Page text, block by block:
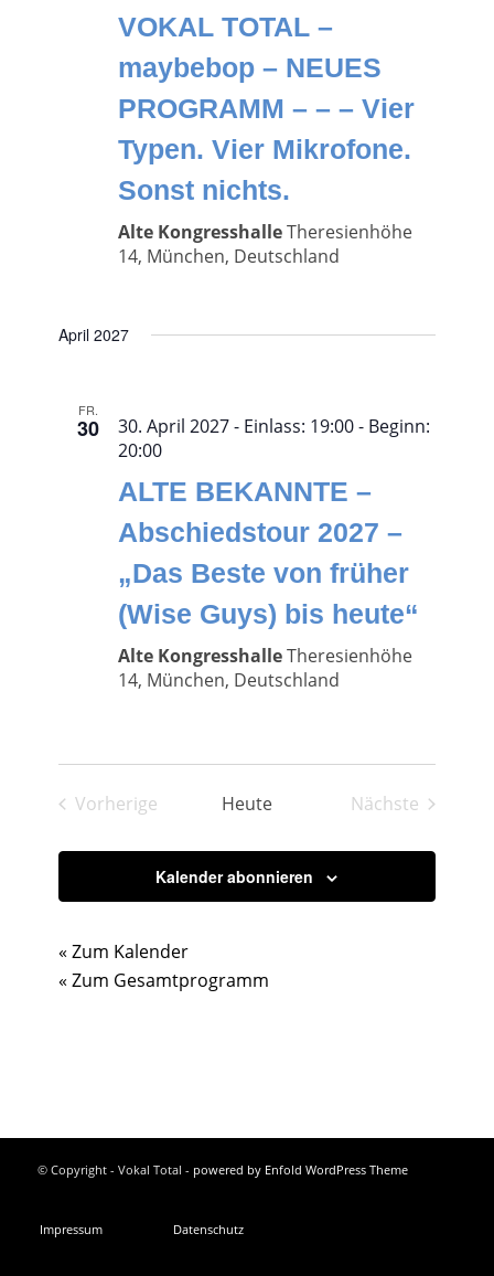
VOKAL TOTAL –
maybebop – NEUES
PROGRAMM – – – Vier
Typen. Vier Mikrofone.
Sonst nichts.
Alte KongresshalleTheresienhöhe
14, München, Deutschland
April 2027
FR.
30 30. April 2027 - Einlass: 19:00- Beginn:
20:00
ALTE BEKANNTE –
Abschiedstour 2027 –
„Das Beste von früher
(Wise Guys) bis heute“
Alte KongresshalleTheresienhöhe
14, München, Deutschland
Vorherige
Heute
Nächste
Kalender abonnieren
« Zum Kalender
« Zum Gesamtprogramm
© Copyright - Vokal Total - powered by Enfold WordPress Theme
Impressum Datenschutz